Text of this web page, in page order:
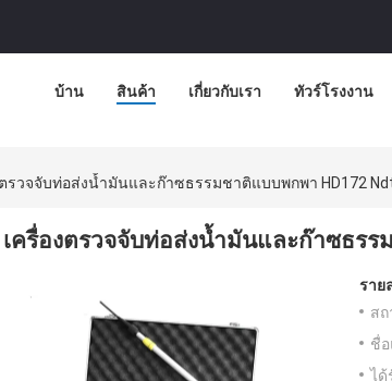
บ้าน สินค้า เกี่ยวกับเรา ทัวร์โรงงาน
รวจจับท่อส่งน้ำมันและก๊าซธรรมชาติแบบพกพา HD172
เครื่องตรวจจับท่อส่งน้ำมันและก๊าซธร
ราย
สถ
ชื่
ได้